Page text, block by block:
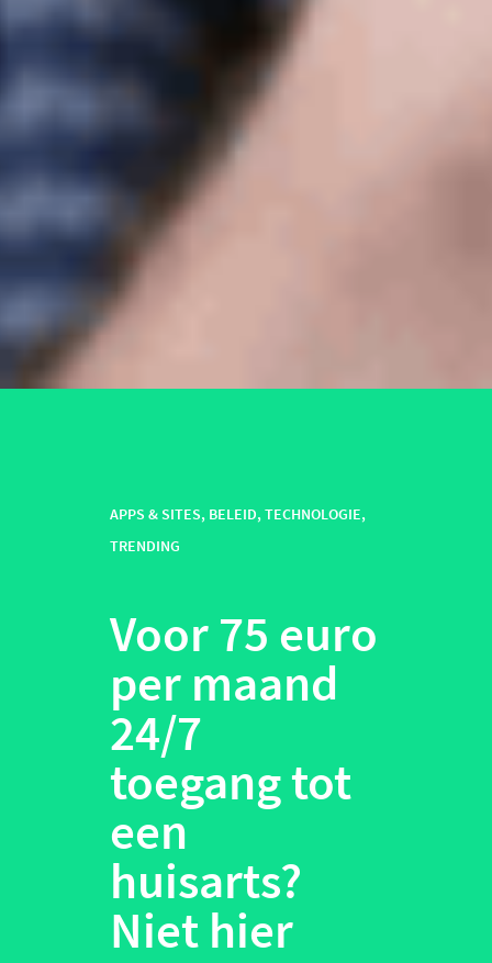
APPS & SITES, BELEID,TECHNOLOGIE,
TRENDING
Voor 75 euro
per maand
24/7
toegang tot
een
huisarts?
Niet hier